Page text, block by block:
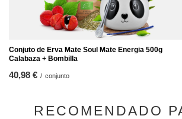
Conjuto de Erva Mate Soul Mate Energia 500g
Calabaza + Bombilla
40,98 € / conjunto
RECOMENDADO